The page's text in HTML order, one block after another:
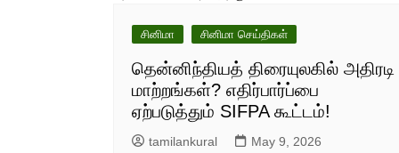
சினிமா சினிமா செய்திகள்
தென்னிந்தியத் திரையுலகில் அதிரடி
மாற்றங்கள்? எதிர்பார்ப்பை
ஏற்படுத்தும் SIFPA கூட்டம்!
tamilankural May 9, 2026